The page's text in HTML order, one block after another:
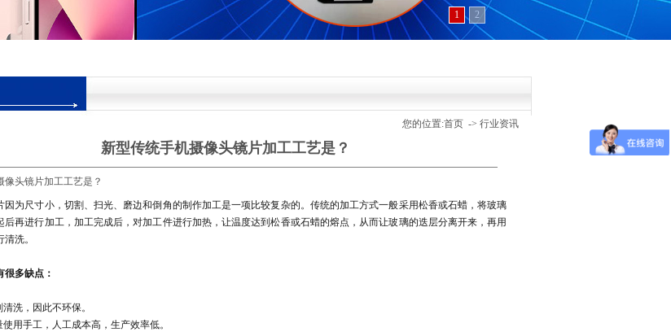
1 2
您的位置:首页 -> 行业资讯
新型传统手机摄像头镜片加工工艺是？
像头镜片加工工艺是？
因为尺寸小，切割、扫光、磨边和倒角的制作加工是一项比较复杂的。传统的加工方式一般采用松香或石蜡，将玻璃
后再进行加工，加工完成后，对加工件进行加热，让温度达到松香或石蜡的熔点，从而让玻璃的迭层分离开来，再用
洗。
很多缺点：
洗，因此不环保。
用手工，人工成本高，生产效率低。